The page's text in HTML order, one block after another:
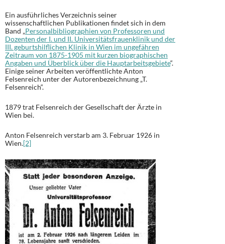
Ein ausführliches Verzeichnis seiner
wissenschaftlichen Publikationen findet sich in dem
Band „Personalbibliographien von Professoren und
Dozenten der I. und II. Universitätsfrauenklinik und der
III. geburtshilflichen Klinik in Wien im ungefähren
Zeitraum von 1875-1905 mit kurzen biographischen
Angaben und Überblick über die Hauptarbeitsgebiete“.
Einige seiner Arbeiten veröffentlichte Anton
Felsenreich unter der Autorenbezeichnung „T.
Felsenreich“.
1879 trat Felsenreich der Gesellschaft der Ärzte in
Wien bei.
Anton Felsenreich verstarb am 3. Februar 1926 in
Wien.[2]